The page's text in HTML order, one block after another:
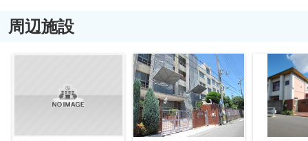
周辺施設